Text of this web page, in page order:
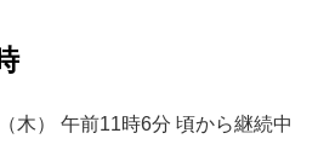
木） 午前11時6分 頃から継続中